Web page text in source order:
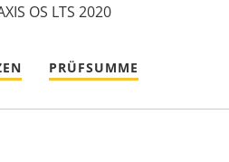
OS LTS 2020
PRÜFSUMME